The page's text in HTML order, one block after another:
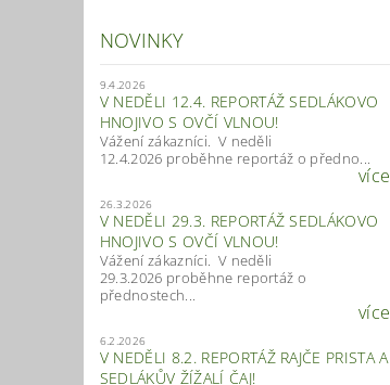
NOVINKY
9.4.2026
V NEDĚLI 12.4. REPORTÁŽ SEDLÁKOVO
HNOJIVO S OVČÍ VLNOU!
Vážení zákazníci. V neděli
12.4.2026 proběhne reportáž o předno...
více
26.3.2026
V NEDĚLI 29.3. REPORTÁŽ SEDLÁKOVO
HNOJIVO S OVČÍ VLNOU!
Vážení zákazníci. V neděli
29.3.2026 proběhne reportáž o
přednostech...
více
6.2.2026
V NEDĚLI 8.2. REPORTÁŽ RAJČE PRISTA A
SEDLÁKŮV ŽÍŽALÍ ČAJ!